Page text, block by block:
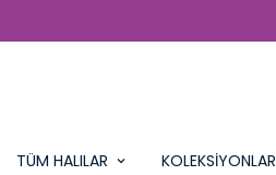
TÜM HALILAR KOLEKSİYONLAR